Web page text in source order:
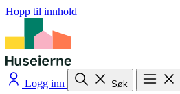
Hopp til innhold
Logg inn Søk